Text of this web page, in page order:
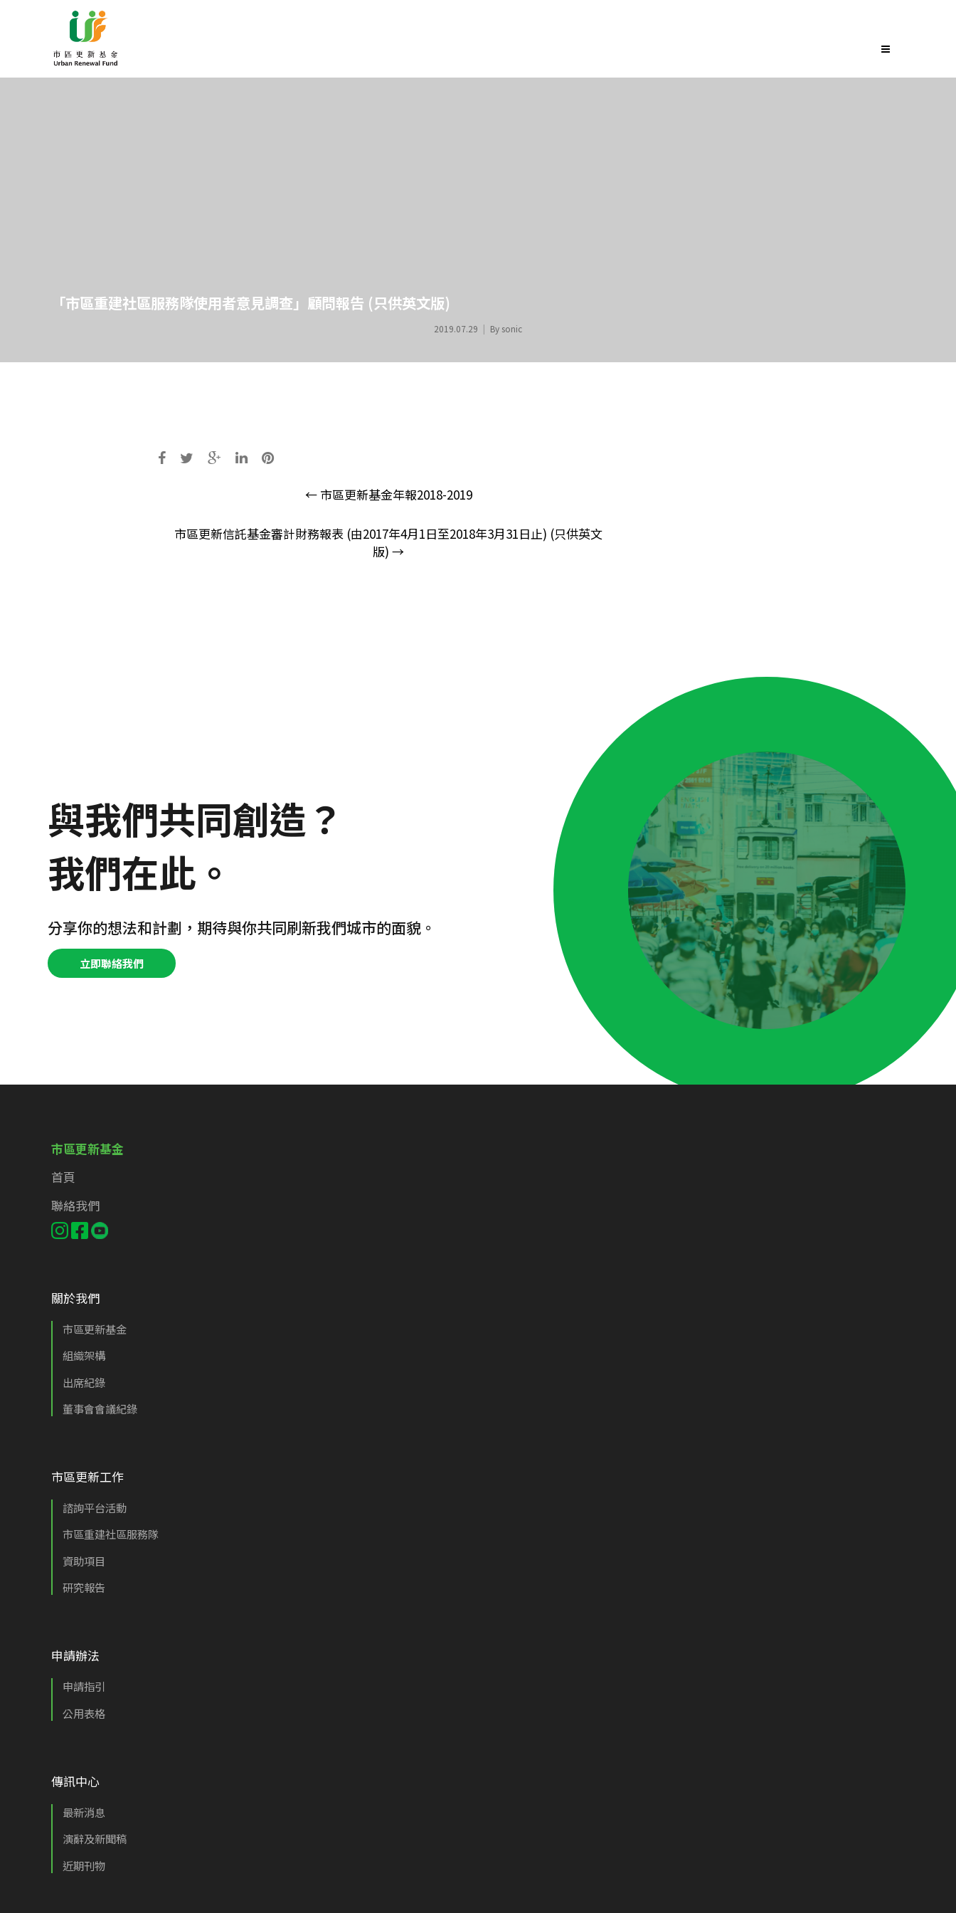
「市區重建社區服務隊使用者意見調查」顧問報告 (只供英文版)
2019.07.29 By sonic
navigation
←市區更新基金年報2018-2019
市區更新信託基金審計財務報表 (由2017年4月1日至2018年3月31日止) (只供英文
版) →
與我們共同創造？
我們在此。
分享你的想法和計劃，期待與你共同刷新我們城市的面貌。
立即聯絡我們
市區更新基金
首頁
聯絡我們
關於我們
市區更新基金
組織架構
出席紀錄
董事會會議紀錄
市區更新工作
諮詢平台活動
市區重建社區服務隊
資助項目
研究報告
申請辦法
申請指引
公用表格
傳訊中心
最新消息
演辭及新聞稿
近期刊物